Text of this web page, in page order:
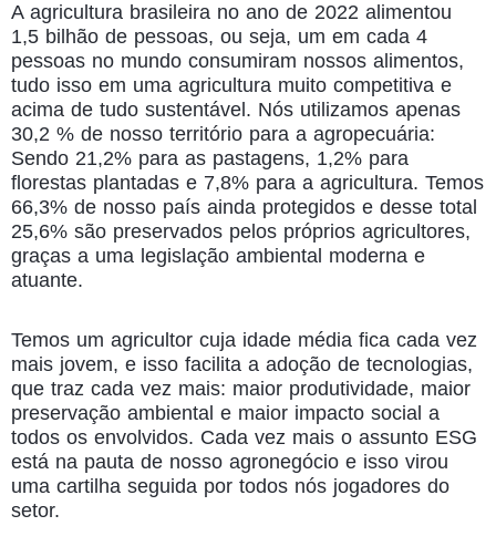
A agricultura brasileira no ano de 2022 alimentou
1,5 bilhão de pessoas, ou seja, um em cada 4
pessoas no mundo consumiram nossos alimentos,
tudo isso em uma agricultura muito competitiva e
acima de tudo sustentável. Nós utilizamos apenas
30,2 % de nosso território para a agropecuária:
Sendo 21,2% para as pastagens, 1,2% para
florestas plantadas e 7,8% para a agricultura. Temos
66,3% de nosso país ainda protegidos e desse total
25,6% são preservados pelos próprios agricultores,
graças a uma legislação ambiental moderna e
atuante.
Temos um agricultor cuja idade média fica cada vez
mais jovem, e isso facilita a adoção de tecnologias,
que traz cada vez mais: maior produtividade, maior
preservação ambiental e maior impacto social a
todos os envolvidos. Cada vez mais o assunto ESG
está na pauta de nosso agronegócio e isso virou
uma cartilha seguida por todos nós jogadores do
setor.